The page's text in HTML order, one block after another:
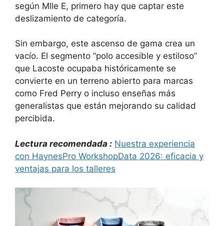
según Mlle E, primero hay que captar este
deslizamiento de categoría.
Sin embargo, este ascenso de gama crea un
vacío. El segmento “polo accesible y estiloso”
que Lacoste ocupaba históricamente se
convierte en un terreno abierto para marcas
como Fred Perry o incluso enseñas más
generalistas que están mejorando su calidad
percibida.
Lectura recomendada : Nuestra experiencia
con HaynesPro WorkshopData 2026: eficacia y
ventajas para los talleres